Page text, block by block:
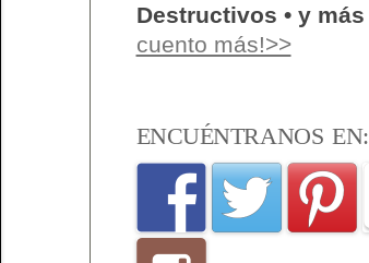
Destructivos • y más
cuento más!>>
ENCUÉNTRANOS EN: